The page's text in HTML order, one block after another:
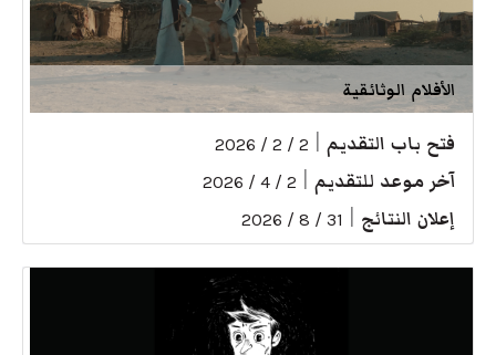
الأفلام الوثائقية
فتح باب التقديم 2 / 2 / 2026
آخر موعد للتقديم 2 / 4 / 2026
إعلان النتائج 31 / 8 / 2026